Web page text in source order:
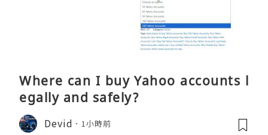
Where can I buy Yahoo accounts l
egally and safely?
Devid 1小時前